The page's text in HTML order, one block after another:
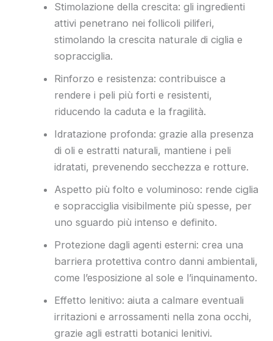
Stimolazione della crescita: gli ingredienti
attivi penetrano nei follicoli piliferi,
stimolando la crescita naturale di ciglia e
sopracciglia.
Rinforzo e resistenza: contribuisce a
rendere i peli più forti e resistenti,
riducendo la caduta e la fragilità.
Idratazione profonda: grazie alla presenza
di oli e estratti naturali, mantiene i peli
idratati, prevenendo secchezza e rotture.
Aspetto più folto e voluminoso: rende ciglia
e sopracciglia visibilmente più spesse, per
uno sguardo più intenso e definito.
Protezione dagli agenti esterni: crea una
barriera protettiva contro danni ambientali,
come l’esposizione al sole e l’inquinamento.
Effetto lenitivo: aiuta a calmare eventuali
irritazioni e arrossamenti nella zona occhi,
grazie agli estratti botanici lenitivi.